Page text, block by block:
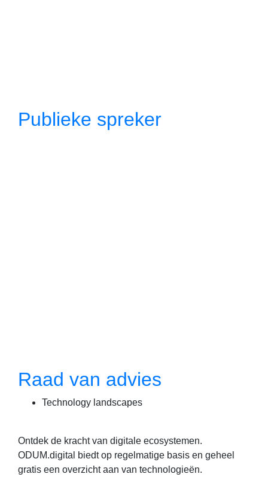
Publieke spreker
Raad van advies
Technology landscapes
Ontdek de kracht van digitale ecosystemen.
ODUM.digital biedt op regelmatige basis en geheel
gratis een overzicht aan van technologieën.